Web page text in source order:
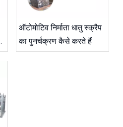
ऑटोमोटिव निर्माता धातु स्क्रैप
का पुनर्चक्रण कैसे करते हैं